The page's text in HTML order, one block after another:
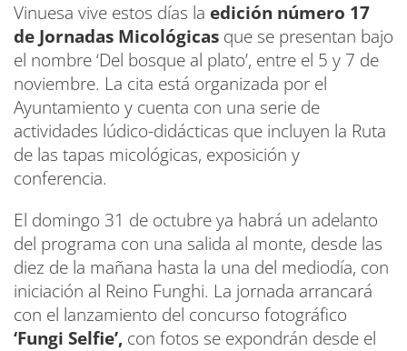
Vinuesa vive estos días la edición número 17
de Jornadas Micológicas que se presentan bajo
el nombre ‘Del bosque al plato’, entre el 5 y 7 de
noviembre. La cita está organizada por el
Ayuntamiento y cuenta con una serie de
actividades lúdico-didácticas que incluyen la Ruta
de las tapas micológicas, exposición y
conferencia.
El domingo 31 de octubre ya habrá un adelanto
del programa con una salida al monte, desde las
diez de la mañana hasta la una del mediodía, con
iniciación al Reino Funghi. La jornada arrancará
con el lanzamiento del concurso fotográfico
‘Fungi Selfie’, con fotos se expondrán desde el